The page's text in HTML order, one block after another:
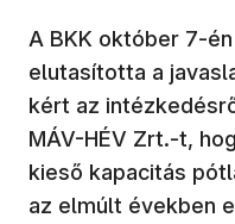
A BKK október 7-
elutasította a
kért az
MÁV-HÉV Zrt.-t,
kieső kapacitás
az elmúlt években